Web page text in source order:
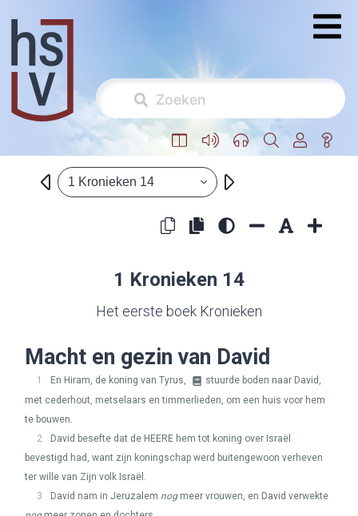
1 Kronieken 14
1 Kronieken 14
Het eerste boek Kronieken
Macht en gezin van David
1 En Hiram, de koning van Tyrus,
stuurde boden naar David,
met cederhout, metselaars en timmerlieden, om een huis voor hem
te bouwen.
2
David besefte dat de HEERE hem tot koning over Israël
bevestigd had, want zijn koningschap werd buitengewoon verheven
ter wille van Zijn volk Israël.
3
David nam in Jeruzalem nogmeer vrouwen, en David verwekte